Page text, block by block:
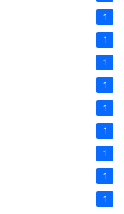
1
1
1
1
1
1
1
1
1